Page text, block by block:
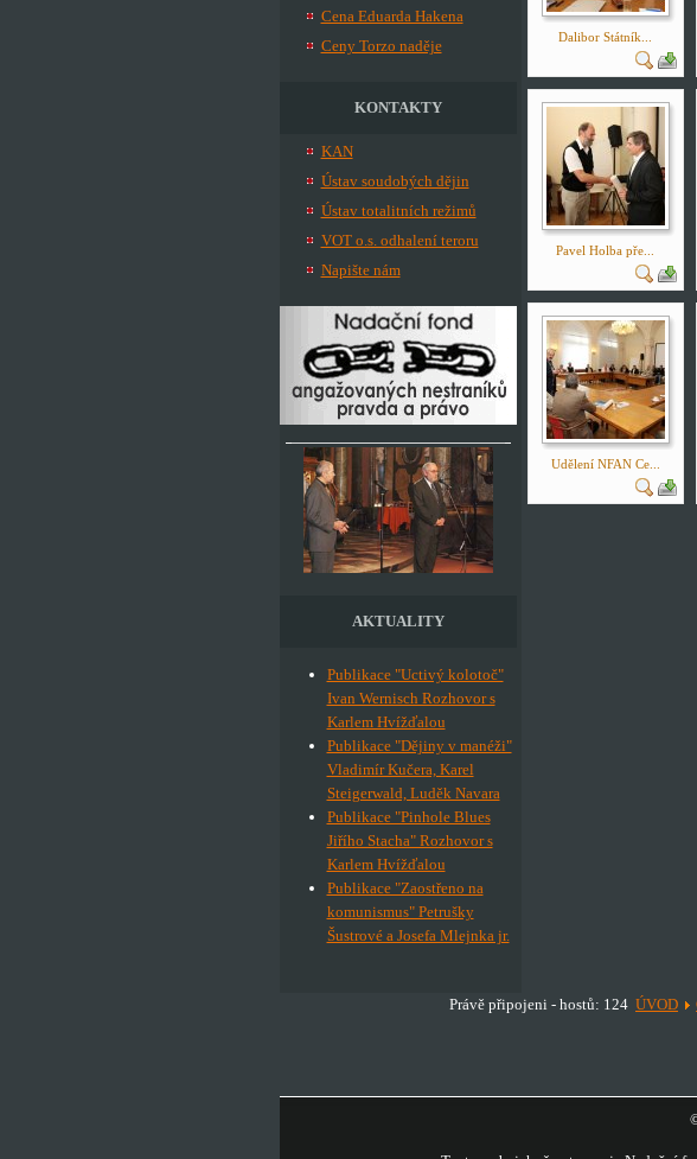
Cena Eduarda Hakena
Ceny Torzo naděje
KONTAKTY
KAN
Ústav soudobých dějin
Ústav totalitních režimů
VOT o.s. odhalení teroru
Napište nám
AKTUALITY
Publikace "Uctivý kolotoč"
Ivan Wernisch Rozhovor s
Karlem Hvížďalou
Publikace "Dějiny v manéži"
Vladimír Kučera, Karel
Steigerwald, Luděk Navara
Publikace "Pinhole Blues
Jiřího Stacha" Rozhovor s
Karlem Hvížďalou
Publikace "Zaostřeno na
komunismus" Petrušky
Šustrové a Josefa Mlejnka jr.
Dalibor Státník...
Pavel Holba pře...
Udělení NFAN Ce...
Právě připojeni - hostů: 124 ÚVOD